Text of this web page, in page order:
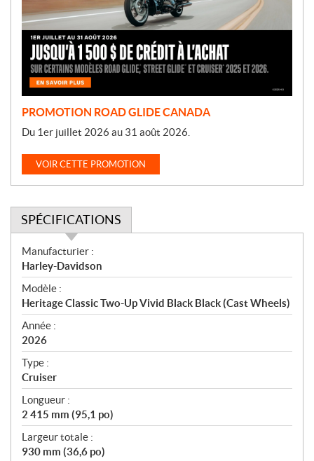
o
t
n
PROMOTION ROAD GLIDE CANADA
Du 1er juillet 2026 au 31 août 2026.
VOIR CETTE PROMOTION
SPÉCIFICATIONS
S
p
é
c
i
f
i
c
a
t
i
o
n
s
Manufacturier :
Harley-Davidson
Modèle :
Heritage Classic Two-Up Vivid Black Black (Cast Wheels)
Année :
2026
Type :
Cruiser
Longueur :
2 415 mm (95,1 po)
Largeur totale :
930 mm (36,6 po)